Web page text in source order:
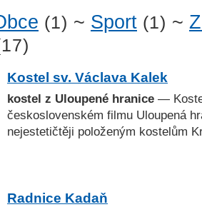
(1) ~ Sport (1) ~
Kostel sv. Václava Kalek
kostel z Uloupené hranice —
československém filmu Uloupená
nejestetičtěji položeným kostelům
Radnice Kadaň